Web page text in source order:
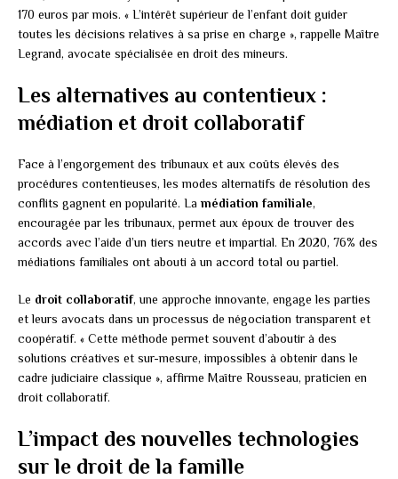
170 euros par mois. « L’intérêt supérieur de l’enfant doit guider
toutes les décisions relatives à sa prise en charge », rappelle Maître
Legrand, avocate spécialisée en droit des mineurs.
Les alternatives au contentieux :
médiation et droit collaboratif
Face à l’engorgement des tribunaux et aux coûts élevés des
procédures contentieuses, les modes alternatifs de résolution des
conflits gagnent en popularité. La médiation familiale,
encouragée par les tribunaux, permet aux époux de trouver des
accords avec l’aide d’un tiers neutre et impartial. En 2020, 76% des
médiations familiales ont abouti à un accord total ou partiel.
Le droit collaboratif, une approche innovante, engage les parties
et leurs avocats dans un processus de négociation transparent et
coopératif. « Cette méthode permet souvent d’aboutir à des
solutions créatives et sur-mesure, impossibles à obtenir dans le
cadre judiciaire classique », affirme Maître Rousseau, praticien en
droit collaboratif.
L’impact des nouvelles technologies
sur le droit de la famille